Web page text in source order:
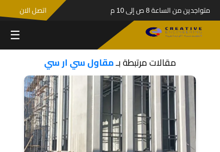
متواجدين من الساعة 8 ص إلى 10 م اتصل الان
☰
مقالات مرتبطة بـمقاول سي ار سي